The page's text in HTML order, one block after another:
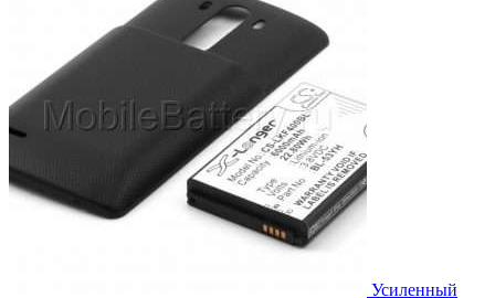
Усиленный